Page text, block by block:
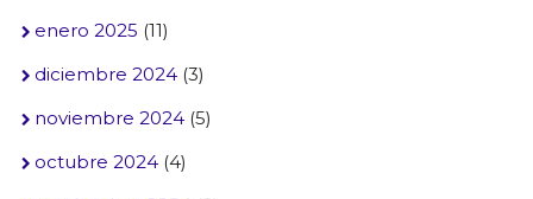
enero 2025 (11)
diciembre 2024(3)
noviembre 2024(5)
octubre 2024(4)